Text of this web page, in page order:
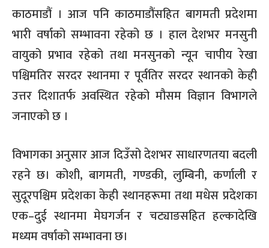
काठमाडौं । आज पनि काठमाडौंसहित बागमती प्रदेशमा
भारी वर्षाको सम्भावना रहेको छ । हाल देशभर मनसुनी
वायुको प्रभाव रहेको तथा मनसुनको न्यून चापीय रेखा
पश्चिमतिर सरदर स्थानमा र पूर्वतिर सरदर स्थानको केही
उत्तर दिशातर्फ अवस्थित रहेको मौसम विज्ञान विभागले
जनाएको छ ।
विभागका अनुसार आज दिउँसो देशभर साधारणतया बदली
रहने छ। कोशी, बागमती, गण्डकी, लुम्बिनी, कर्णाली र
सुदूरपश्चिम प्रदेशका केही स्थानहरूमा तथा मधेस प्रदेशका
एक–दुई स्थानमा मेघगर्जन र चट्याङसहित हल्कादेखि
मध्यम वर्षाको सम्भावना छ।